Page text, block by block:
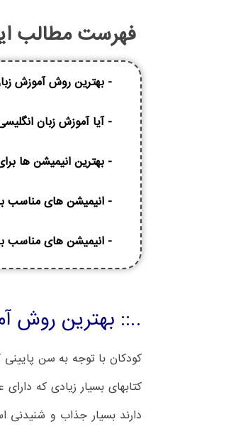
فهرست مطالب
- بهترین روش آموزش
- آیا آموزش زبان
- بهترین انیمیشن ها
- انیمیشن های مناسب برای
- انیمیشن های مناسب برای
..:: بهترین روش
کودکان با توجه به سن
کتابهای بسیار زیادی که
دارند بسیار جذاب و شنیدنی